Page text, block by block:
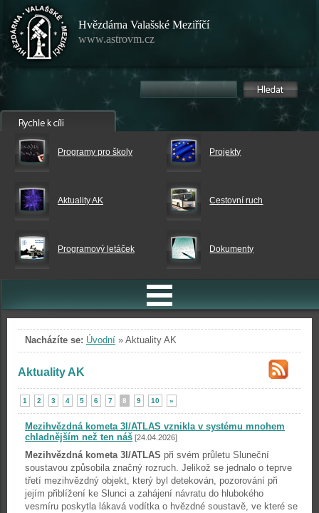
Hvězdárna Valašské Meziříčí
www.astrovm.cz
Programy pro školy Projekty
Aktuality AK Cestovní ruch
Programový letáček Dokumenty
Nacházíte se: Úvodní » Aktuality AK
Aktuality AK
1 2 3 4 5 6 7 8 9 10 »
Mezihvězdná kometa 3I/ATLAS vznikla v systému mnohem
chladnějším než ten náš [24.04.2026]
Mezihvězdná kometa 3I/ATLAS při svém průletu Sluneční
soustavou způsobila značný rozruch. Jelikož se jednalo o teprve
třetí mezihvězdný objekt, který byl detekován, pozorování při
jejím přiblížení ke Slunci a zahájení návratu do hlubokého
vesmíru poskytla lákavá vodítka o hvězdné soustavě, ve které se